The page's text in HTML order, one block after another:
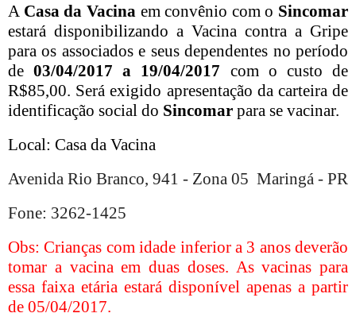
A Casa da Vacina em convênio com o Sincomar
estará disponibilizando a Vacina contra a Gripe
para os associados e seus dependentes no período
de03/04/2017 a 19/04/2017 com o custo de
R$85,00. Será exigido apresentação da carteira de
identificação social do Sincomar para se vacinar.
Local: Casa da Vacina
Avenida Rio Branco, 941 - Zona 05 Maringá - PR
Fone: 3262-1425
Obs: Crianças com idade inferior a 3 anos deverão
tomar a vacina em duas doses. As vacinas para
essa faixa etária estará disponível apenas a partir
de 05/04/2017.